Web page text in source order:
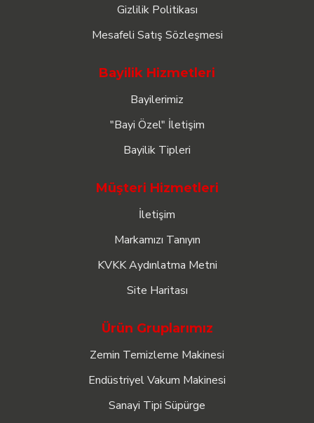
Gizlilik Politikası
Mesafeli Satış Sözleşmesi
Bayilik Hizmetleri
Bayilerimiz
"Bayi Özel" İletişim
Bayilik Tipleri
Müşteri Hizmetleri
İletişim
Markamızı Tanıyın
KVKK Aydınlatma Metni
Site Haritası
Ürün Gruplarımız
Zemin Temizleme Makinesi
Endüstriyel Vakum Makinesi
Sanayi Tipi Süpürge